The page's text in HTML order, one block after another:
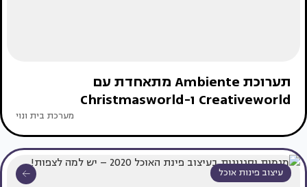
תערוכת Ambiente מתאחדת עם
Creativeworld ו-Christmasworld
מערכת בית ונוי
עיצוב פינות אוכל